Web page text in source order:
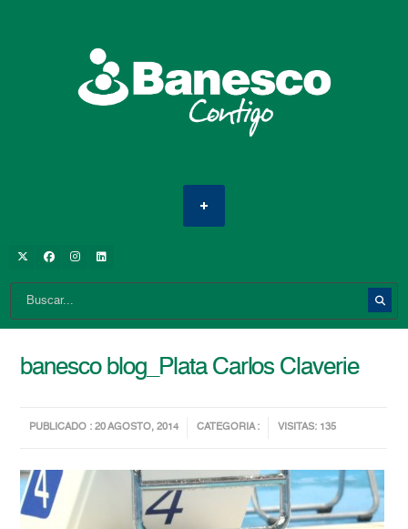
banesco blog_Plata Carlos Claverie
PUBLICADO : 20 AGOSTO, 2014 CATEGORIA : VISITAS: 135